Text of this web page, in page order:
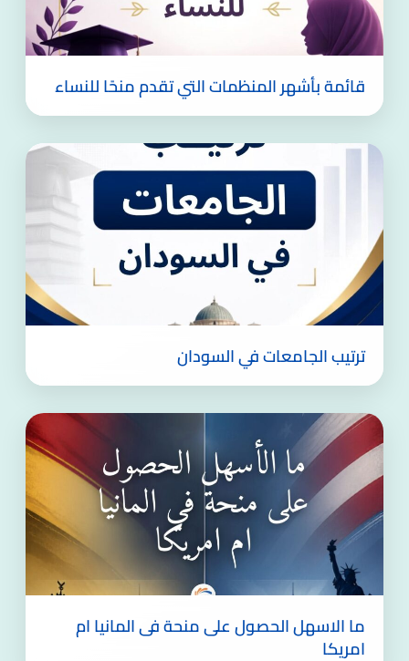
قائمة بأشهر المنظمات التي تقدم منحًا للنساء
ترتيب الجامعات في السودان
ما الاسهل الحصول على منحة فى المانيا ام
امريكا